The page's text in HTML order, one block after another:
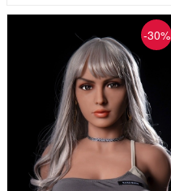
-30%